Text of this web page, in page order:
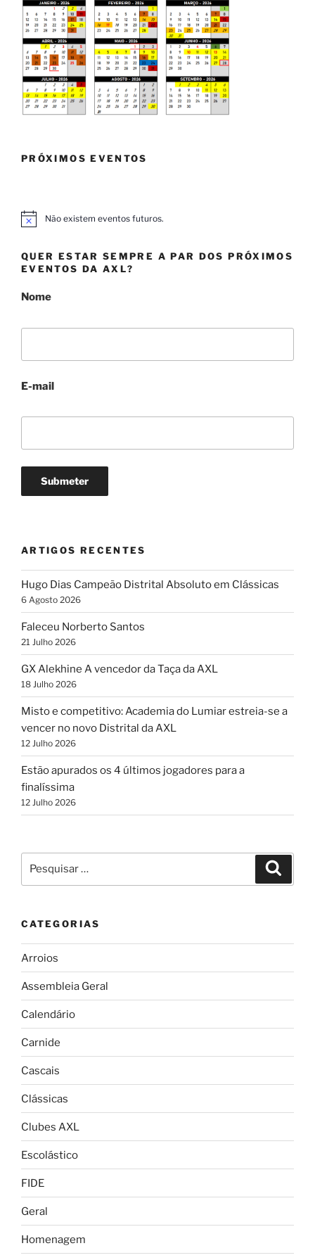
PRÓXIMOS EVENTOS
A
s
o
Não existem eventos futuros.
QUER ESTAR SEMPRE A PAR DOS PRÓXIMOS
EVENTOS DA AXL?
Nome
E-mail
ARTIGOS RECENTES
Hugo Dias Campeão Distrital Absoluto em Clássicas
6 Agosto 2026
Faleceu Norberto Santos
21 Julho 2026
GX Alekhine A vencedor da Taça da AXL
18 Julho 2026
Misto e competitivo: Academia do Lumiar estreia-se a
vencer no novo Distrital da AXL
12 Julho 2026
Estão apurados os 4 últimos jogadores para a
finalíssima
12 Julho 2026
por:
CATEGORIAS
Arroios
Assembleia Geral
Calendário
Carnide
Cascais
Clássicas
Clubes AXL
Escolástico
FIDE
Geral
Homenagem